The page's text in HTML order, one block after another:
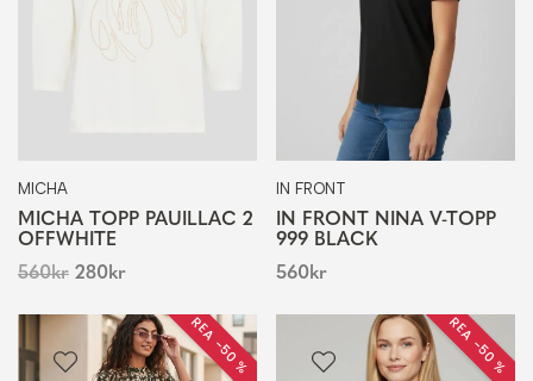
MICHA
MICHA TOPP PAUILLAC 2
OFFWHITE
560kr 280kr
IN FRONT
IN FRONT NINA V-TOPP
999 BLACK
560kr
REA −50 % REA −50 %